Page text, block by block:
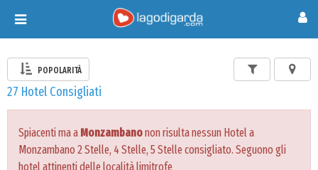
Toggle
navigation
POPOLARITÀ
27 Hotel Consigliati
Spiacenti ma a Monzambanonon risulta nessun Hotel a
Monzambano 2 Stelle, 4 Stelle, 5 Stelle consigliato. Seguono gli
hotel attinenti delle località limitrofe